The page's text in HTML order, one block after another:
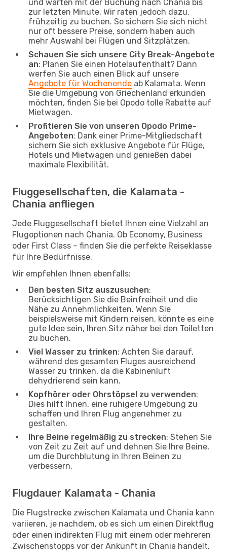
und warten mit der Buchung nach Chania bis
zur letzten Minute. Wir raten jedoch dazu,
frühzeitig zu buchen. So sichern Sie sich nicht
nur oft bessere Preise, sondern haben auch
mehr Auswahl bei Flügen und Sitzplätzen.
Schauen Sie sich unsere City Break-Angebote
an: Planen Sie einen Hotelaufenthalt? Dann
werfen Sie auch einen Blick auf unsere
Angebote für Wochenende ab Kalamata. Wenn
Sie die Umgebung von Griechenland erkunden
möchten, finden Sie bei Opodo tolle Rabatte auf
Mietwagen.
Profitieren Sie von unseren Opodo Prime-
Angeboten: Dank einer Prime-Mitgliedschaft
sichern Sie sich exklusive Angebote für Flüge,
Hotels und Mietwagen und genießen dabei
maximale Flexibilität.
Fluggesellschaften, die Kalamata -
Chania anfliegen
Jede Fluggesellschaft bietet Ihnen eine Vielzahl an
Flugoptionen nach Chania. Ob Economy, Business
oder First Class – finden Sie die perfekte Reiseklasse
für Ihre Bedürfnisse.
Wir empfehlen Ihnen ebenfalls:
Den besten Sitz auszusuchen:
Berücksichtigen Sie die Beinfreiheit und die
Nähe zu Annehmlichkeiten. Wenn Sie
beispielsweise mit Kindern reisen, könnte es eine
gute Idee sein, Ihren Sitz näher bei den Toiletten
zu buchen.
Viel Wasser zu trinken: Achten Sie darauf,
während des gesamten Fluges ausreichend
Wasser zu trinken, da die Kabinenluft
dehydrierend sein kann.
Kopfhörer oder Ohrstöpsel zu verwenden:
Dies hilft Ihnen, eine ruhigere Umgebung zu
schaffen und Ihren Flug angenehmer zu
gestalten.
Ihre Beine regelmäßig zu strecken: Stehen Sie
von Zeit zu Zeit auf und dehnen Sie Ihre Beine,
um die Durchblutung in Ihren Beinen zu
verbessern.
Flugdauer Kalamata - Chania
Die Flugstrecke zwischen Kalamata und Chania kann
variieren, je nachdem, ob es sich um einen Direktflug
oder einen indirekten Flug mit einem oder mehreren
Zwischenstopps vor der Ankunft in Chania handelt.